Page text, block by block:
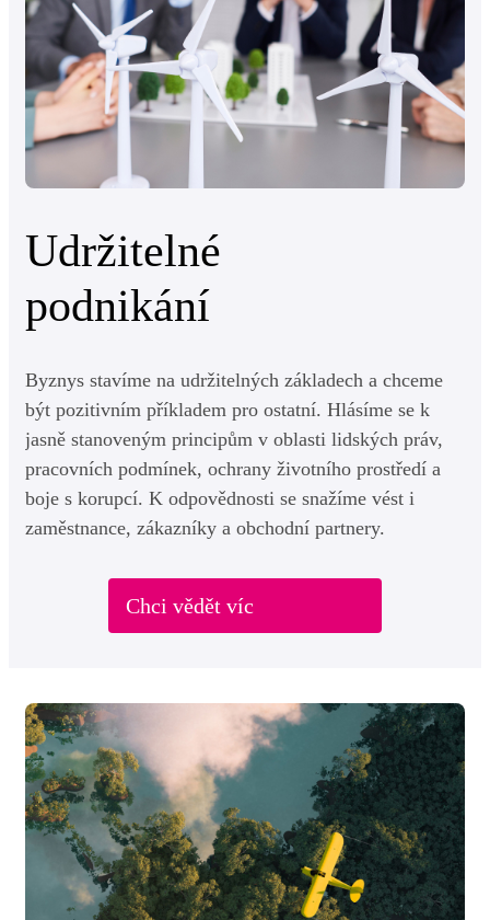
Udržitelné
podnikání
Byznys stavíme na udržitelných základech a chceme
být pozitivním příkladem pro ostatní. Hlásíme se k
jasně stanoveným principům v oblasti lidských práv,
pracovních podmínek, ochrany životního prostředí a
boje s korupcí. K odpovědnosti se snažíme vést i
zaměstnance, zákazníky a obchodní partnery.
Chci vědět víc